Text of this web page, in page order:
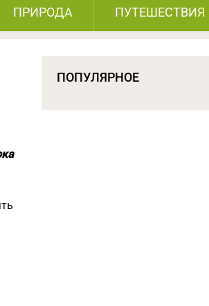
ПРИРОДА ПУТЕШЕСТВИЯ
ПОПУЛЯРНОЕ